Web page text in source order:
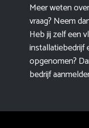
Meer weten
vraag? Neem
Heb jij zelf een
installatiebedrijf
opgenomen?
bedrijf